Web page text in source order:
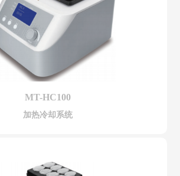
MT-HC100
加热冷却系统